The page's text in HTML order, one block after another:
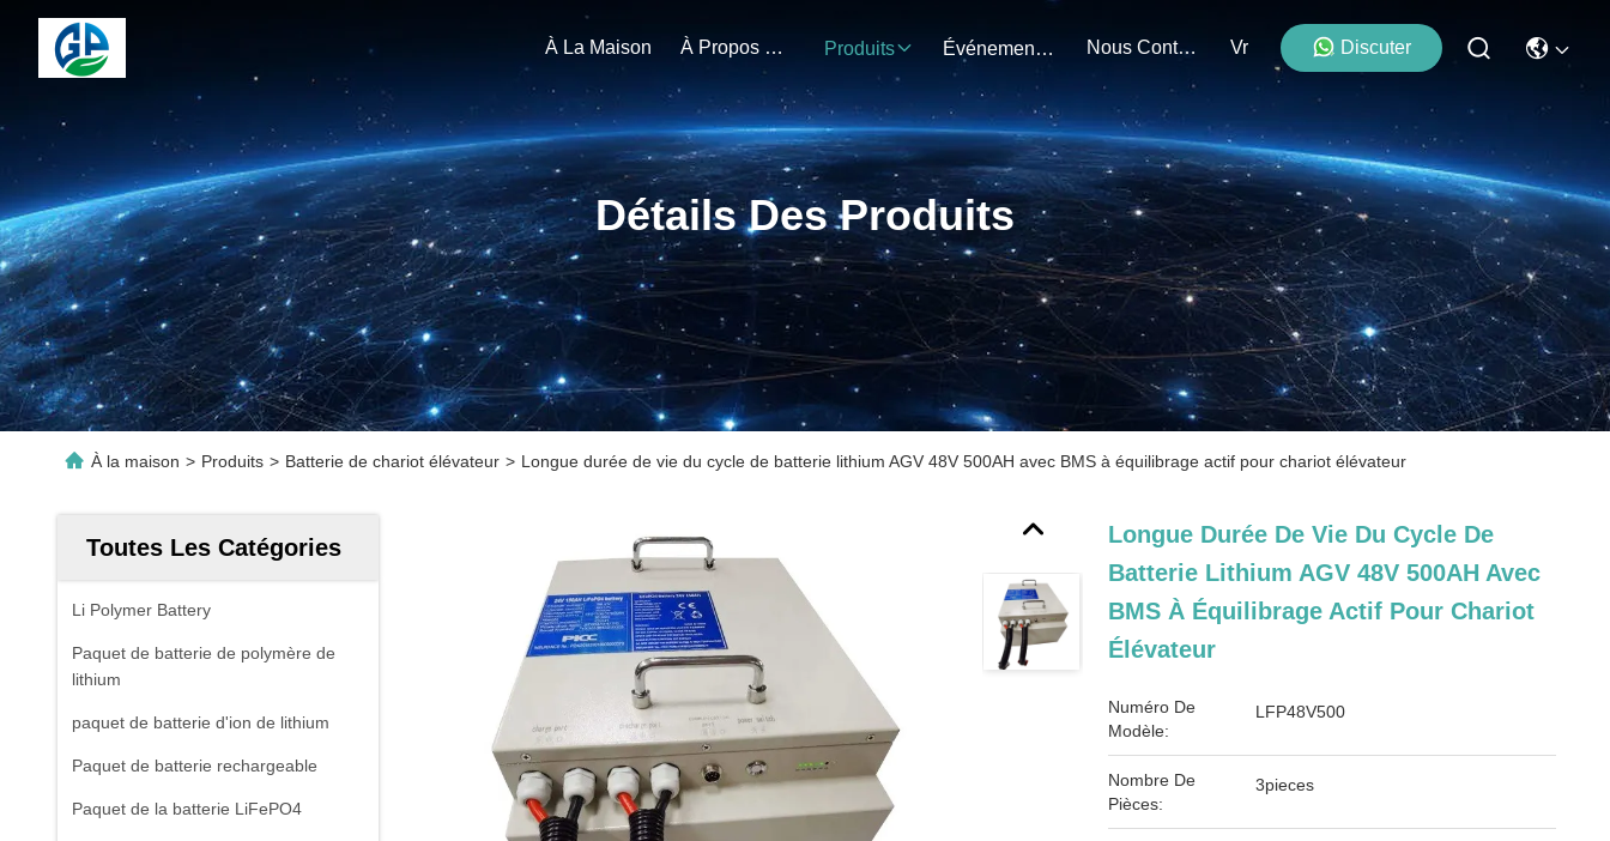
À La Maison À Propos De Nous Produits Événements Nous Contacter Vr Discuter
Détails Des Produits
À la maison > Produits > Batterie de chariot élévateur > Longue durée de vie du cycle de batterie lithium AGV 48V 500AH avec BMS à équilibrage actif pour chariot élévateur
Toutes Les Catégories
Li Polymer Battery
Paquet de batterie de polymère de
lithium
paquet de batterie d'ion de lithium
Paquet de batterie rechargeable
Paquet de la batterie LiFePO4
Longue Durée De Vie Du Cycle De
Batterie Lithium AGV 48V 500AH Avec
BMS À Équilibrage Actif Pour Chariot
Élévateur
Numéro De
Modèle:
LFP48V500
Nombre De
Pièces:
3pieces